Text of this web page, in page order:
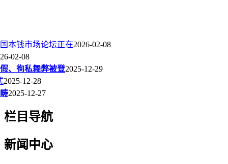
本钱市场论坛正在2026-02-08
02-08
、徇私舞弊被登2025-12-29
2025-12-28
2025-12-27
栏目导航
新闻中心